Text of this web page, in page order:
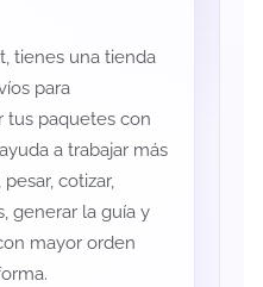
tienes una tienda
para
tus paquetes con
a trabajar más
cotizar,
generar la guía y
mayor orden